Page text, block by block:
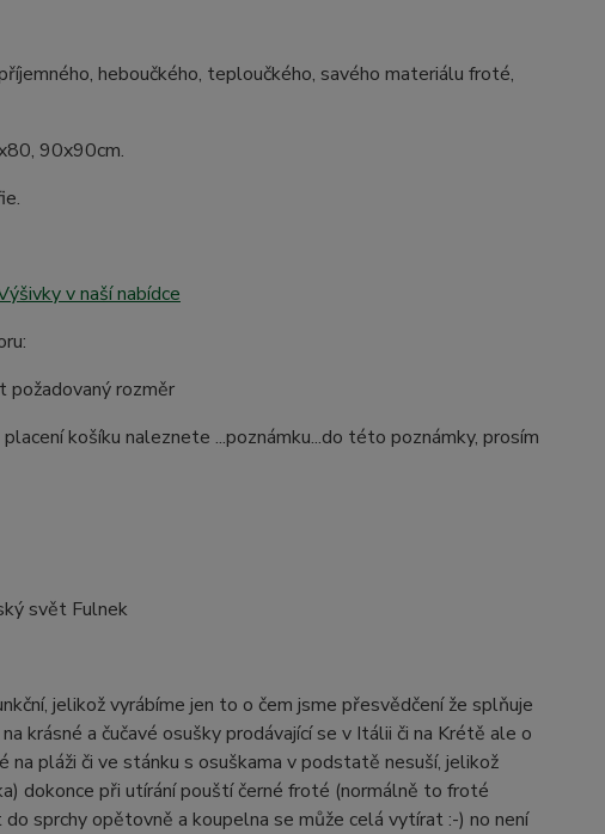
heboučkého, teploučkého, savého materiálu froté,
90x90cm.
v naší nabídce
rozměr
košíku naleznete ...poznámku...do této poznámky, prosím
svět Fulnek
jelikož vyrábíme jen to o čem jsme přesvědčení že splňuje
krásné a čučavé osušky prodávající se v Itálii či na Krétě ale o
pláži či ve stánku s osuškama v podstatě nesuší, jelikož
dokonce při utírání pouští černé froté (normálně to froté
sprchy opětovně a koupelna se může celá vytírat :-) no není